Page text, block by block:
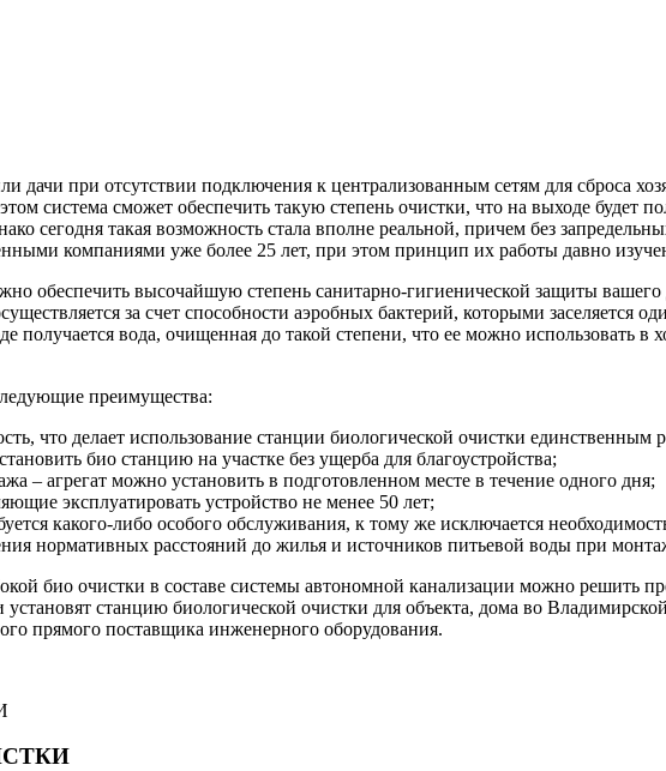
дачи при отсутствии подключения к централизованным сетям для сброса
система сможет обеспечить такую степень очистки, что на выходе будет
сегодня такая возможность стала вполне реальной, причем без
компаниями уже более 25 лет, при этом принцип их работы давно
обеспечить высочайшую степень санитарно-гигиенической защиты
за счет способности аэробных бактерий, которыми заселяется
получается вода, очищенная до такой степени, что ее можно использовать
преимущества:
что делает использование станции биологической очистки
био станцию на участке без ущерба для благоустройства;
– агрегат можно установить в подготовленном месте в течение одного дня;
эксплуатировать устройство не менее 50 лет;
какого-либо особого обслуживания, к тому же исключается
нормативных расстояний до жилья и источников питьевой воды при
био очистки в составе системы автономной канализации можно решить
станцию биологической очистки для объекта, дома во
прямого поставщика инженерного оборудования.